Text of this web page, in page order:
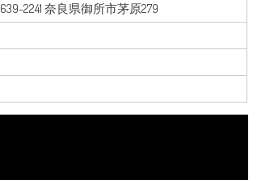
639-2241 奈良県御所市茅原279